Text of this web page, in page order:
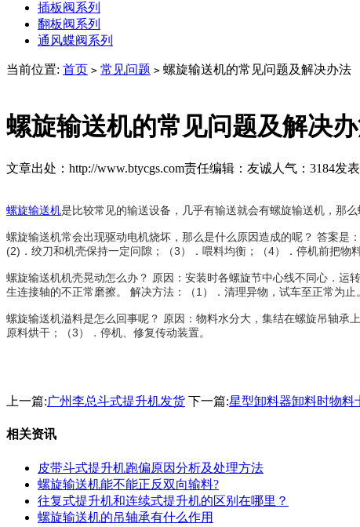
插板阀系列
翻板阀系列
通风蝶阀系列
当前位置: 首页 > 常见问题 > 螺旋输送机的常见问题及解决办法
螺旋输送机的常见问题及解决
文章出处：http://www.btycgs.com责任编辑：友诚 人气： 3184发
螺旋输送机是比较常见的输送设备，几乎有输送就会有螺旋输送机，那
螺旋输送机常会出现驱动电机烧坏，那么是什么原因造成的呢？ 答案是
(2)．绞刀和机壳保持一定问隙；（3）．喂料均衡；（4）．停机前把物料
螺旋输送机机壳晃动怎么办？ 原因：安装时各螺旋节中心线不同心．运
生连接轴的不正常磨擦。 解决方法：（1）．清理异物，试车至正常为
螺旋输送机溢料是怎么回事呢？ 原因：物料水分大，集结在螺旋吊轴
原料烘干；（3）．停机、修复传动装置。
上一篇:广州李总斗式提升机发货 下一篇:星型卸料器卸料时物料
相关资讯
皮带斗式提升机跑偏原因分析及处理方法
螺旋输送机能不能正反双向输料?
往复式提升机和连续式提升机的区别在哪里？
螺旋输送机的吊轴承有什么作用